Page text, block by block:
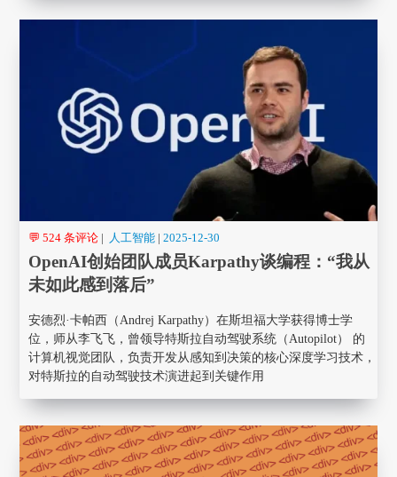
💬 524 条评论 | 人工智能 |2025-12-30
OpenAI创始团队成员Karpathy谈编程：“我从
未如此感到落后”
安德烈·卡帕西（Andrej Karpathy）在斯坦福大学获得博士学
位，师从李飞飞，曾领导特斯拉自动驾驶系统（Autopilot） 的
计算机视觉团队，负责开发从感知到决策的核心深度学习技术，
对特斯拉的自动驾驶技术演进起到关键作用